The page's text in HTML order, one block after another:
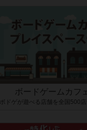
ボードゲームカフ
ボドゲが遊べる店舗を全国500